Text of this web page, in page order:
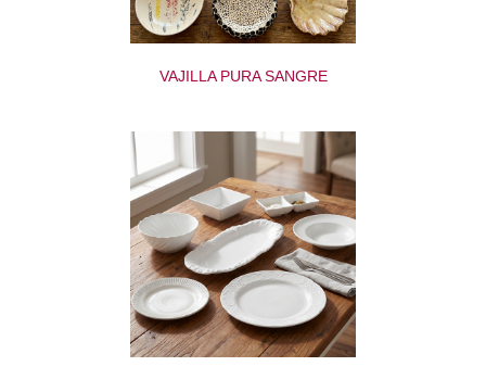
VAJILLA PURA SANGRE